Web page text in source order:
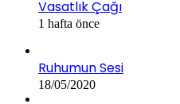
Vasatlık Çağı
1 hafta önce
Ruhumun Sesi
18/05/2020